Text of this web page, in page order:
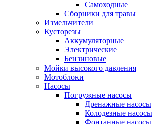
Самоходные
Сборники для травы
Измельчители
Кусторезы
Аккумуляторные
Электрические
Бензиновые
Мойки высокого давления
Мотоблоки
Насосы
Погружные насосы
Дренажные насосы
Колодезные насосы
Фонтанные насосы